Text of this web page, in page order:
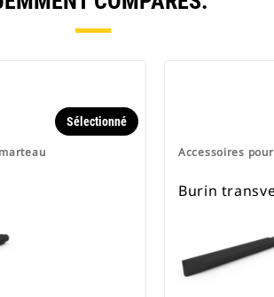
Sélectionné
Accessoires
Burin